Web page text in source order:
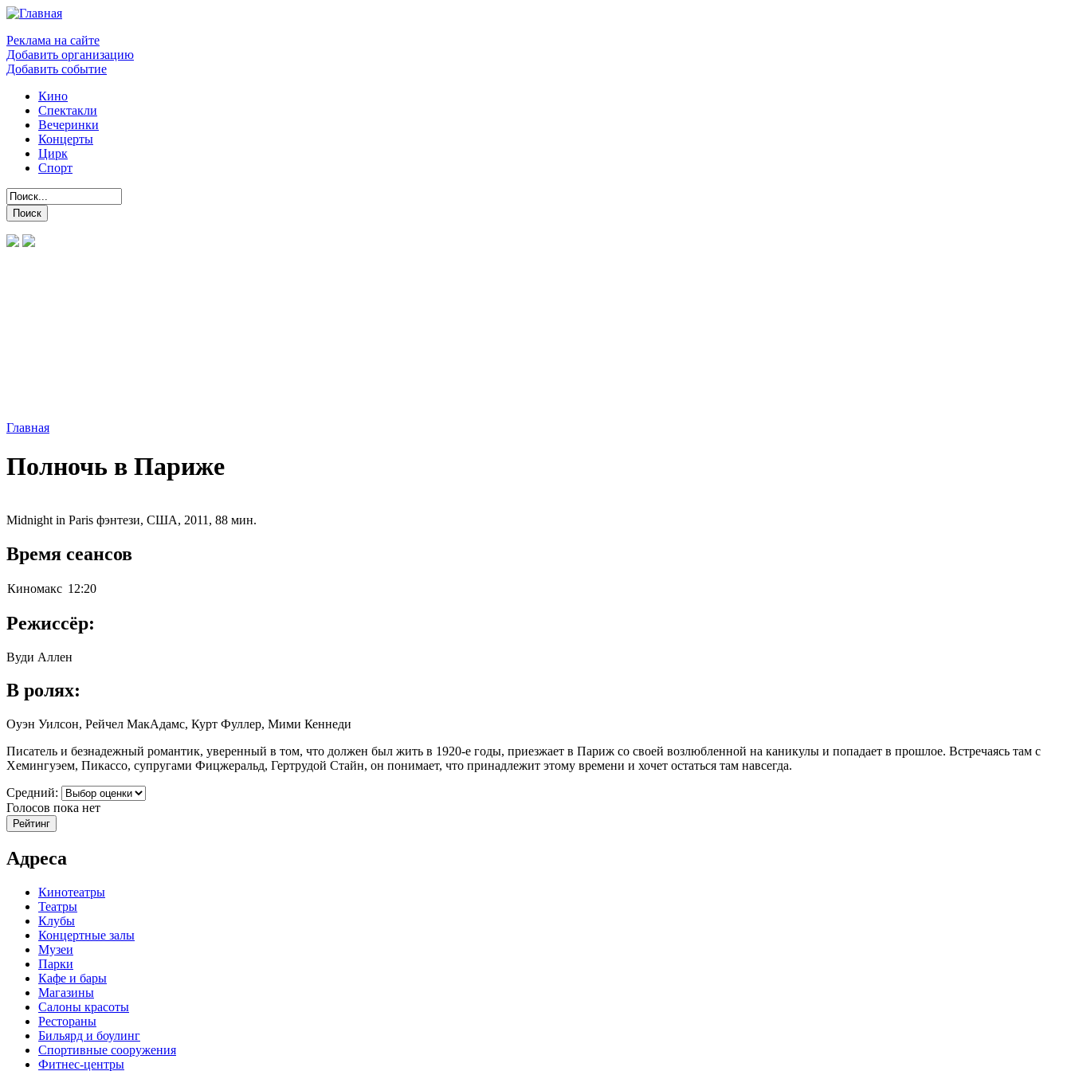
Реклама на сайте
Добавить организацию
Добавить событие
Кино
Спектакли
Вечеринки
Концерты
Цирк
Спорт
Главная
Полночь в Париже
Midnight in Paris фэнтези, США, 2011, 88 мин.
Время сеансов
Киномакс 12:20
Режиссёр:
Вуди Аллен
В ролях:
Оуэн Уилсон, Рейчел МакАдамс, Курт Фуллер, Мими Кеннеди
Писатель и безнадежный романтик, уверенный в том, что должен был жить в 1920-е годы, приезжает в Париж со своей возлюбленной на каникулы и попадает в прошлое. Встречаясь там с
Хемингуэем, Пикассо, супругами Фицжеральд, Гертрудой Стайн, он понимает, что принадлежит этому времени и хочет остаться там навсегда.
Средний:
Голосов пока нет
Адреса
Кинотеатры
Театры
Клубы
Концертные залы
Музеи
Парки
Кафе и бары
Магазины
Салоны красоты
Рестораны
Бильярд и боулинг
Спортивные сооружения
Фитнес-центры